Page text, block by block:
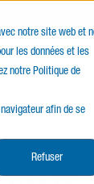
notre site web et
les données et les
notre Politique de
afin de se
Refuser
OBSESSION